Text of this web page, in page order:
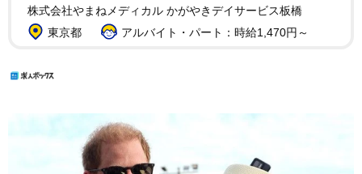
株式会社やまねメディカル かがやきデイサービス板橋
東京都
アルバイト・パート：時給1,470円～